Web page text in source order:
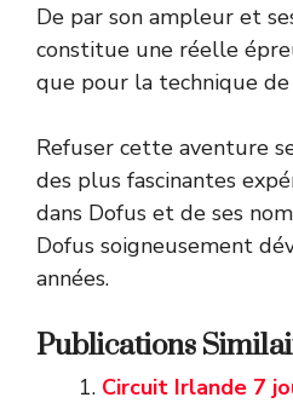
De par son ampleur et
constitue une réelle
que pour la technique
Refuser cette aventure
des plus fascinantes
dans Dofus et de ses
Dofus soigneusement
années.
Publications
Circuit Irlande 7